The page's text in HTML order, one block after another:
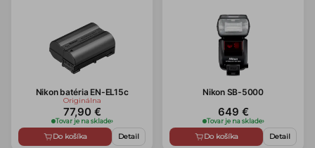
Nikon batéria EN-EL15c
Originálna
77,90 €
Tovar je na sklade›
Do košíka Detail
Nikon SB-5000
649 €
Tovar je na sklade›
Do košíka Detail